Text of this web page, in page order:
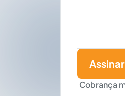
Cobrança
Assinar